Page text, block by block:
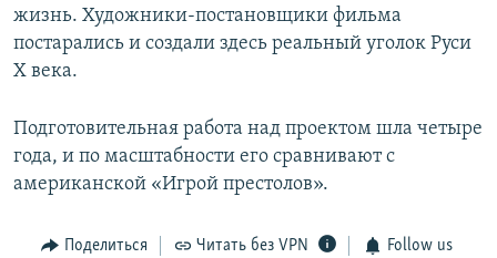
жизнь. Художники-постановщики фильма
постарались и создали здесь реальный уголок Руси
Х века.
Подготовительная работа над проектом шла четыре
года, и по масштабности его сравнивают с
американской «Игрой престолов».
Поделиться Читать без VPN Follow us